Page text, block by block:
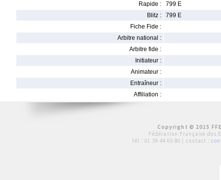
Rapide :
799 E
Blitz :
799 E
Fiche Fide :
Arbitre national :
Arbitre fide :
Initiateur :
Animateur :
Entraîneur :
Affiliation :
Copyright © 2015
Fédération Française des
tél : 01 39 44 65 80 | contact :